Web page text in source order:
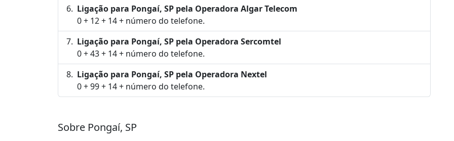
Ligação para Pongaí, SP pela Operadora Algar Telecom
0 + 12 + 14 + número do telefone.
Ligação para Pongaí, SP pela Operadora Sercomtel
0 + 43 + 14 + número do telefone.
Ligação para Pongaí, SP pela Operadora Nextel
0 + 99 + 14 + número do telefone.
Sobre Pongaí, SP